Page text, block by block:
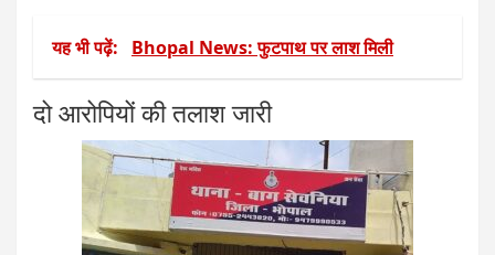
यह भी पढ़ें: Bhopal News: फुटपाथ पर लाश मिली
दो आरोपियों की तलाश जारी